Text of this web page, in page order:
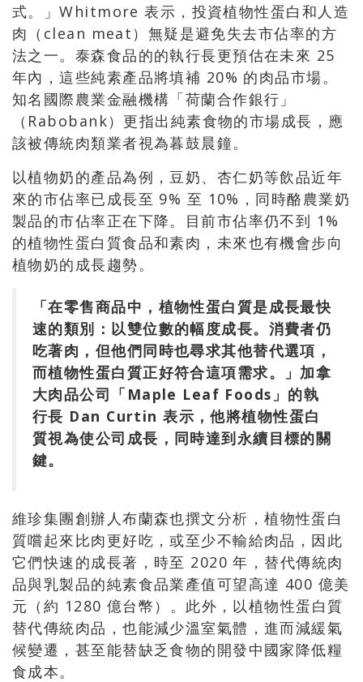
式。」Whitmore 表示，投資植物性蛋白和人造
肉（clean meat）無疑是避免失去市佔率的方
法之一。泰森食品的的執行長更預估在未來 25
年內，這些純素產品將填補 20% 的肉品市場。
知名國際農業金融機構「荷蘭合作銀行」
（Rabobank）更指出純素食物的市場成長，應
該被傳統肉類業者視為暮鼓晨鐘。
以植物奶的產品為例，豆奶、杏仁奶等飲品近年
來的市佔率已成長至 9% 至 10%，同時酪農業奶
製品的市佔率正在下降。目前市佔率仍不到 1%
的植物性蛋白質食品和素肉，未來也有機會步向
植物奶的成長趨勢。
「在零售商品中，植物性蛋白質是成長最快
速的類別：以雙位數的幅度成長。消費者仍
吃著肉，但他們同時也尋求其他替代選項，
而植物性蛋白質正好符合這項需求。」加拿
大肉品公司「Maple Leaf Foods」的執
行長 Dan Curtin 表示，他將植物性蛋白
質視為使公司成長，同時達到永續目標的關
鍵。
維珍集團創辦人布蘭森也撰文分析 ，植物性蛋白
質嚐起來比肉更好吃，或至少不輸給肉品，因此
它們快速的成長著，時至 2020 年，替代傳統肉
品與乳製品的純素食品業產值可望高達 400 億美
元（約 1280 億台幣）。此外，以植物性蛋白質
替代傳統肉品，也能減少溫室氣體，進而減緩氣
候變遷，甚至能替缺乏食物的開發中國家降低糧
食成本。